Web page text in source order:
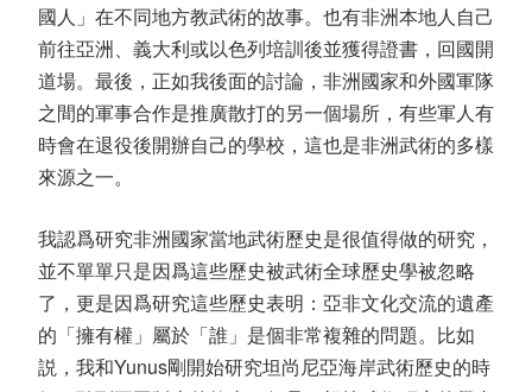
國人」在不同地方教武術的故事。也有非洲本地人自己
前往亞洲、義大利或以色列培訓後並獲得證書，回國開
道場。最後，正如我後面的討論，非洲國家和外國軍隊
之間的軍事合作是推廣散打的另一個場所，有些軍人有
時會在退役後開辦自己的學校，這也是非洲武術的多樣
來源之一。
我認爲研究非洲國家當地武術歷史是很值得做的研究，
並不單單只是因爲這些歷史被武術全球歷史學被忽略
了，更是因爲研究這些歷史表明：亞非文化交流的遺產
的「擁有權」屬於「誰」是個非常複雜的問題。比如
説，我和Yunus剛開始研究坦尚尼亞海岸武術歷史的時